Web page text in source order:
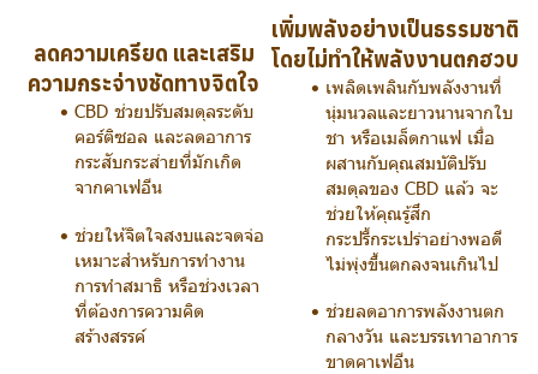
ลดความเครียด และเสริม
ความกระจ่างชัดทางจิตใจ
CBD ช่วยปรับสมดุลระดับ
คอร์ติซอล และลดอาการ
กระสับกระส่ายที่มักเกิด
จากคาเฟอีน
ช่วยให้จิตใจสงบและจดจ่อ
เหมาะสำหรับการทำงาน
การทำสมาธิ หรือช่วงเวลา
ที่ต้องการความคิด
สร้างสรรค์
เพิ่มพลังอย่างเป็นธรรมชาติ
โดยไม่ทำให้พลังงานตกฮวบ
เพลิดเพลินกับพลังงานที่
นุ่มนวลและยาวนานจากใบ
ชา หรือเมล็ดกาแฟ เมื่อ
ผสานกับคุณสมบัติปรับ
สมดุลของ CBD แล้ว จะ
ช่วยให้คุณรู้สึก
กระปรี้กระเปร่าอย่างพอดี
ไม่พุ่งขึ้นตกลงจนเกินไป
ช่วยลดอาการพลังงานตก
กลางวัน และบรรเทาอาการ
ขาดคาเฟอีน